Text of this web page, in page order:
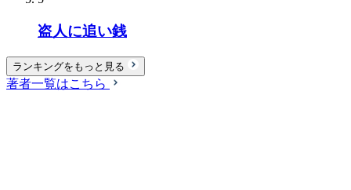
盗人に追い銭
ランキングをもっと見る
著者一覧はこちら